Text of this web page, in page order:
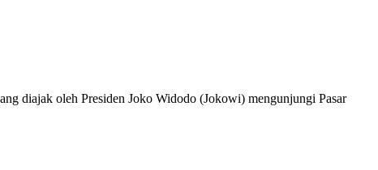
diajak oleh Presiden Joko Widodo (Jokowi) mengunjungi Pasar